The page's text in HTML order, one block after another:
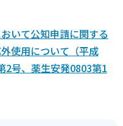
いて公知申請に関する
使用について（平成
2号、薬生安発0803第1